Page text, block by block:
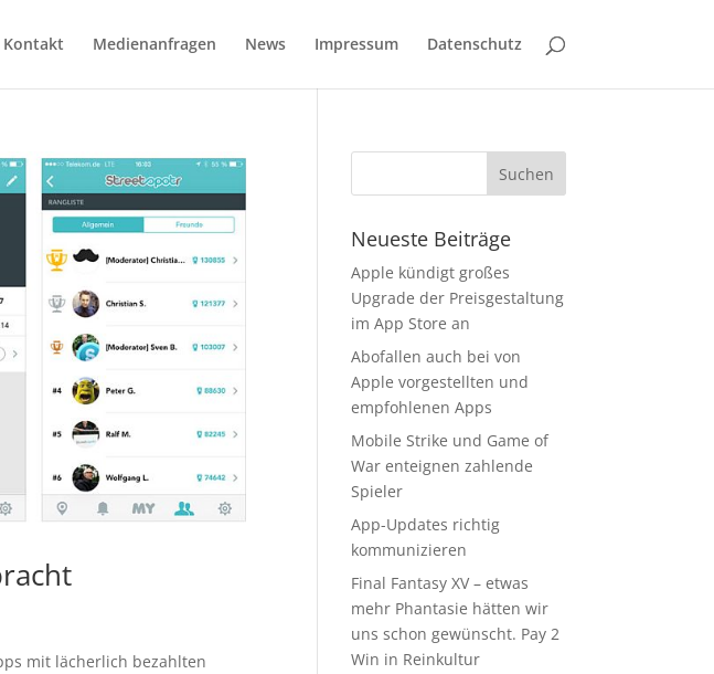
Kontakt Medienanfragen News Impressum Datenschutz
mit lächerlich bezahlten
Neueste Beiträge
Apple kündigt großes
Upgrade der Preisgestaltung
im App Store an
Abofallen auch bei von
Apple vorgestellten und
empfohlenen Apps
Mobile Strike und Game of
War enteignen zahlende
Spieler
App-Updates richtig
kommunizieren
Final Fantasy XV – etwas
mehr Phantasie hätten wir
uns schon gewünscht. Pay 2
Win in Reinkultur